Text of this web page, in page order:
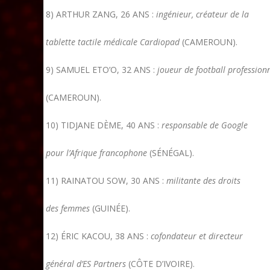
8) ARTHUR ZANG, 26 ANS : ingénieur, créateur de la
tablette tactile médicale Cardiopad (CAMEROUN).
9) SAMUEL ETO’O, 32 ANS : joueur de football
(CAMEROUN).
10) TIDJANE DÈME, 40 ANS : responsable de Google
pour l’Afrique francophone (SÉNÉGAL).
11) RAINATOU SOW, 30 ANS : militante des droits
des femmes (GUINÉE).
12) ÉRIC KACOU, 38 ANS : cofondateur et directeur
général d’ES Partners (CÔTE D’IVOIRE).